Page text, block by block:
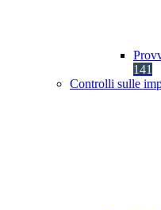
141
Controlli sulle